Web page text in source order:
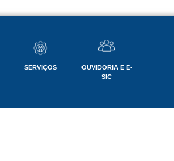
SERVIÇOS
OUVIDORIA E E-
SIC